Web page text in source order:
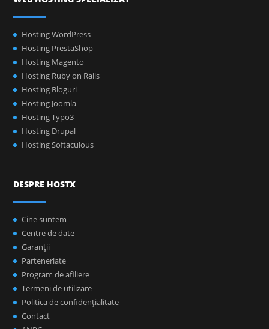
Hosting WordPress
Hosting PrestaShop
Hosting Magento
Hosting Ruby on Rails
Hosting Bloguri
Hosting Joomla
Hosting Typo3
Hosting Drupal
Hosting Softaculous
DESPRE HOSTX
Cine suntem
Centre de date
Garanţii
Parteneriate
Program de afiliere
Termeni de utilizare
Politica de confidenţialitate
Contact